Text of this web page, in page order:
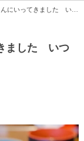
した いつもながら美味しかったです
ました いつ